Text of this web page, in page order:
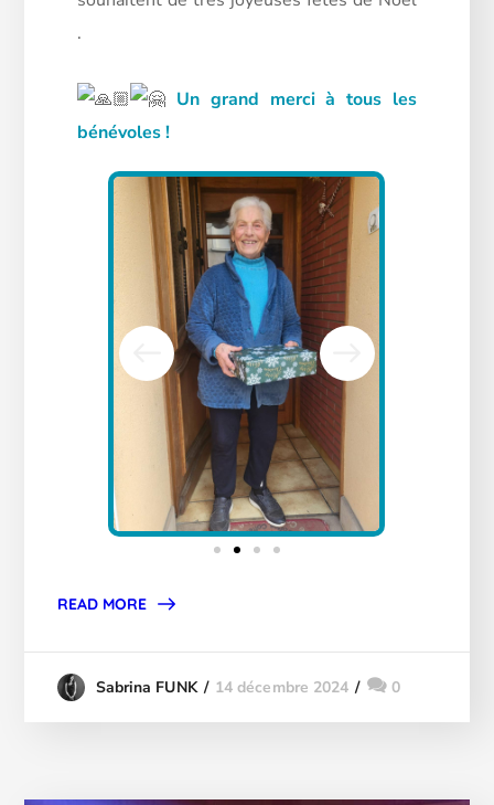
.
Un grand merci à tous les
bénévoles !
READ MORE
Sabrina FUNK 14 décembre 2024 0